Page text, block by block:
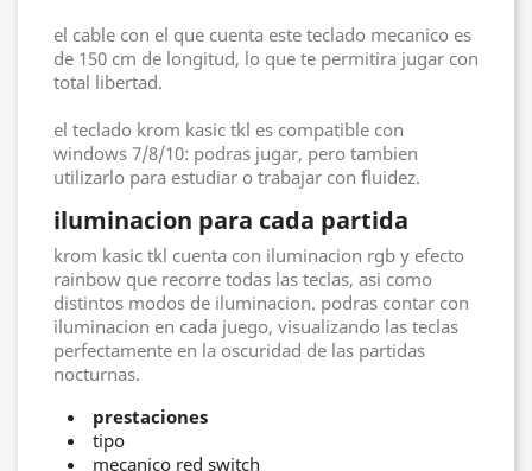
el cable con el que cuenta este teclado mecanico es
de 150 cm de longitud, lo que te permitira jugar con
total libertad.
el teclado krom kasic tkl es compatible con
windows 7/8/10: podras jugar, pero tambien
utilizarlo para estudiar o trabajar con fluidez.
iluminacion para cada partida
krom kasic tkl cuenta con iluminacion rgb y efecto
rainbow que recorre todas las teclas, asi como
distintos modos de iluminacion. podras contar con
iluminacion en cada juego, visualizando las teclas
perfectamente en la oscuridad de las partidas
nocturnas.
prestaciones
tipo
mecanico red switch